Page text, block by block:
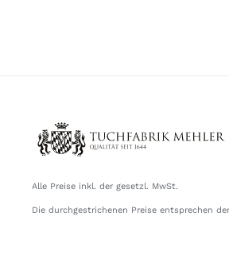
Alle Preise inkl. der gesetzl. MwSt.
Die durchgestrichenen Preise entsprechen